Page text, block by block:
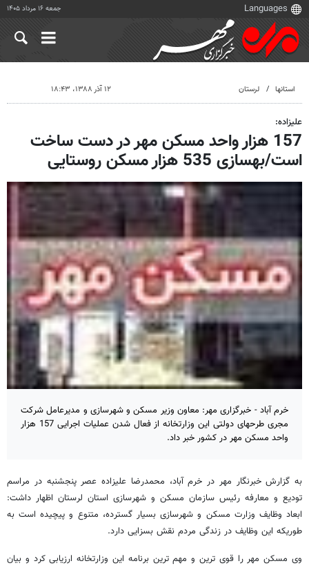
جمعه ۱۶ مرداد ۱۴۰۵
استانها لرستان ۱۲ آذر ۱۳۸۸، ۱۸:۴۳
علیزاده:
157 هزار واحد مسکن مهر در دست ساخت
است/بهسازی 535 هزار مسکن روستایی
خرم آباد - خبرگزاری مهر: معاون وزیر مسکن و شهرسازی و مدیرعامل شرکت
مجری طرحهای دولتی این وزارتخانه از فعال شدن عملیات اجرایی 157 هزار
واحد مسکن مهر در کشور خبر داد.
به گزارش خبرنگار مهر در خرم آباد، محمدرضا علیزاده عصر پنجشنبه در مراسم
تودیع و معارفه رئیس سازمان مسکن و شهرسازی استان لرستان اظهار داشت:
ابعاد وظایف وزارت مسکن و شهرسازی بسیار گسترده، متنوع و پیچیده است به
طوریکه این وظایف در زندگی مردم نقش بسزایی دارد.
وی مسکن مهر را قوی ترین و مهم ترین برنامه این وزارتخانه ارزیابی کرد و بیان